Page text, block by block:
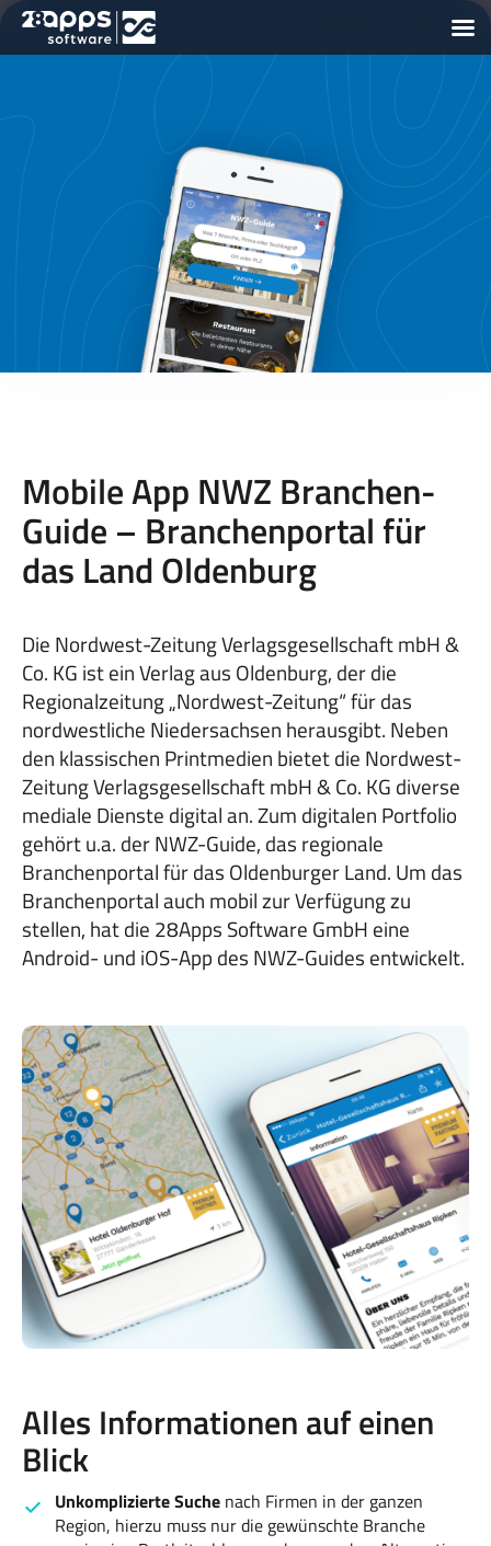
Mobile App NWZ Branchen-
Guide – Branchenportal für
das Land Oldenburg
Die Nordwest-Zeitung Verlagsgesellschaft mbH &
Co. KG ist ein Verlag aus Oldenburg, der die
Regionalzeitung „Nordwest-Zeitung“ für das
nordwestliche Niedersachsen herausgibt. Neben
den klassischen Printmedien bietet die Nordwest-
Zeitung Verlagsgesellschaft mbH & Co. KG diverse
mediale Dienste digital an. Zum digitalen Portfolio
gehört u.a. der NWZ-Guide, das regionale
Branchenportal für das Oldenburger Land. Um das
Branchenportal auch mobil zur Verfügung zu
stellen, hat die 28Apps Software GmbH eine
Android- und iOS-App des NWZ-Guides entwickelt.
Alles Informationen auf einen
Blick
Unkomplizierte Suche nach Firmen in der ganzen
Region, hierzu muss nur die gewünschte Branche